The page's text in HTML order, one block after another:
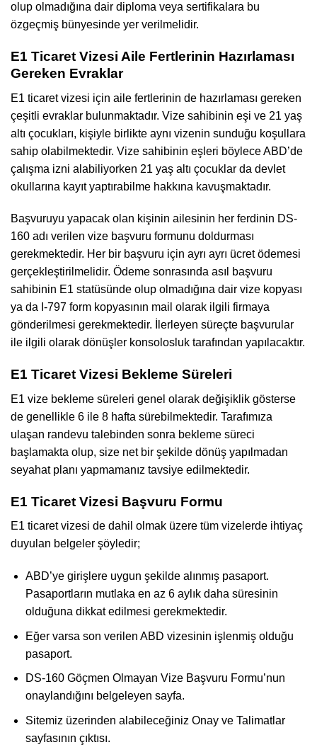
olup olmadığına dair diploma veya sertifikalara bu
özgeçmiş bünyesinde yer verilmelidir.
E1 Ticaret Vizesi Aile Fertlerinin Hazırlaması
Gereken Evraklar
E1 ticaret vizesi için aile fertlerinin de hazırlaması gereken
çeşitli evraklar bulunmaktadır. Vize sahibinin eşi ve 21 yaş
altı çocukları, kişiyle birlikte aynı vizenin sunduğu koşullara
sahip olabilmektedir. Vize sahibinin eşleri böylece ABD’de
çalışma izni alabiliyorken 21 yaş altı çocuklar da devlet
okullarına kayıt yaptırabilme hakkına kavuşmaktadır.
Başvuruyu yapacak olan kişinin ailesinin her ferdinin DS-
160 adı verilen vize başvuru formunu doldurması
gerekmektedir. Her bir başvuru için ayrı ayrı ücret ödemesi
gerçekleştirilmelidir. Ödeme sonrasında asıl başvuru
sahibinin E1 statüsünde olup olmadığına dair vize kopyası
ya da I-797 form kopyasının mail olarak ilgili firmaya
gönderilmesi gerekmektedir. İlerleyen süreçte başvurular
ile ilgili olarak dönüşler konsolosluk tarafından yapılacaktır.
E1 Ticaret Vizesi Bekleme Süreleri
E1 vize bekleme süreleri genel olarak değişiklik gösterse
de genellikle 6 ile 8 hafta sürebilmektedir. Tarafımıza
ulaşan randevu talebinden sonra bekleme süreci
başlamakta olup, size net bir şekilde dönüş yapılmadan
seyahat planı yapmamanız tavsiye edilmektedir.
E1 Ticaret Vizesi Başvuru Formu
E1 ticaret vizesi de dahil olmak üzere tüm vizelerde ihtiyaç
duyulan belgeler şöyledir;
ABD’ye girişlere uygun şekilde alınmış pasaport.
Pasaportların mutlaka en az 6 aylık daha süresinin
olduğuna dikkat edilmesi gerekmektedir.
Eğer varsa son verilen ABD vizesinin işlenmiş olduğu
pasaport.
DS-160 Göçmen Olmayan Vize Başvuru Formu’nun
onaylandığını belgeleyen sayfa.
Sitemiz üzerinden alabileceğiniz Onay ve Talimatlar
sayfasının çıktısı.